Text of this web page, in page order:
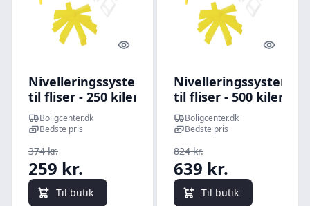
Quick look
Nivelleringssystem
til fliser - 250 kiler,
500 klips, 1 mm
Boligcenter.dk
Bedste pris
374 kr.
259 kr.
Til butik
Quick
Nivelleringssystem
til fliser - 500 kiler,
2.500 klips, 3 mm
Boligcenter.dk
Bedste pris
824 kr.
639 kr.
Til butik